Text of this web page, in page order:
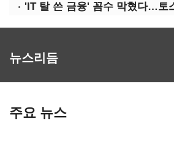
뉴스리듬
주요 뉴스